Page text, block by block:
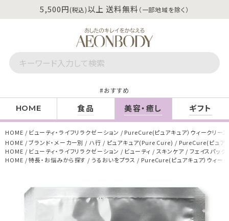
5,500円(税込)以上 送料無料 （一部地域を除く）
おすすめ
HOME 食品 美容・癒し ギフト
HOME ビューティ・ライフリラクゼーション
PureCure(ピュアキュア）ウィークリー
HOME
ブランド・メーカー別 ハ行 ピュアキュア(Pure Cure)
PureCure(ピュア
HOME
ビューティ・ライフリラクゼーション ビューティ スキンケア
フェイスパック
HOME
特長・お悩みから探す うるおいをプラス PureCure(ピュアキュア）ウィー